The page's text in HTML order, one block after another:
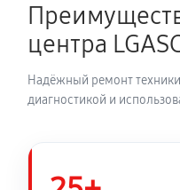
Устранение засора
720 руб
Ремонт датчика
Прочистка дренажной
центра
Надёжный ремонт техники
диагностикой и